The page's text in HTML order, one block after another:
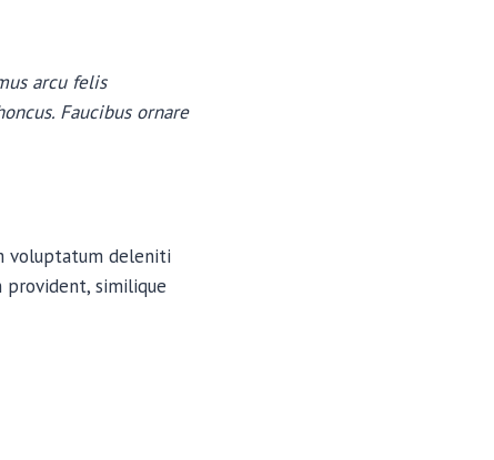
arcu felis
Faucibus ornare
voluptatum deleniti
similique